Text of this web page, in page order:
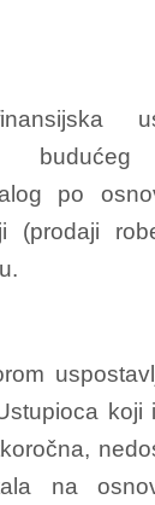
po
(prodaji
koji
na